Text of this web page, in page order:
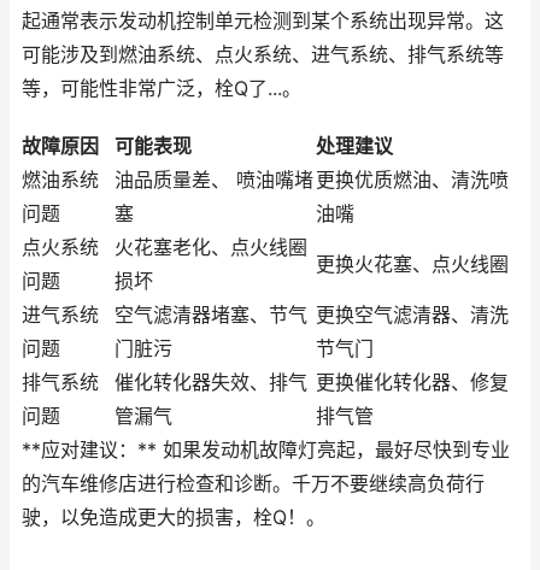
起通常表示发动机控制单元检测到某个系统出现异常。这
可能涉及到燃油系统、点火系统、进气系统、排气系统等
等，可能性非常广泛，栓Q了...。
故障原因 可能表现
处理建议
燃油系统
问题
油品质量差、 喷油嘴堵
塞
更换优质燃油、清洗喷
油嘴
点火系统
问题
火花塞老化、点火线圈
损坏
更换火花塞、点火线圈
进气系统
问题
空气滤清器堵塞、节气
门脏污
更换空气滤清器、清洗
节气门
排气系统
问题
催化转化器失效、排气
管漏气
更换催化转化器、修复
排气管
**应对建议：** 如果发动机故障灯亮起，最好尽快到专业
的汽车维修店进行检查和诊断。千万不要继续高负荷行
驶，以免造成更大的损害，栓Q！。